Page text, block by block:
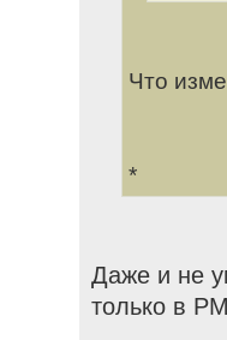
Что
*
Даже и не
только в